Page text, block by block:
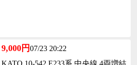
9,000円07/23 20:22
KATO 10-542 E233系 中央線 4両増結